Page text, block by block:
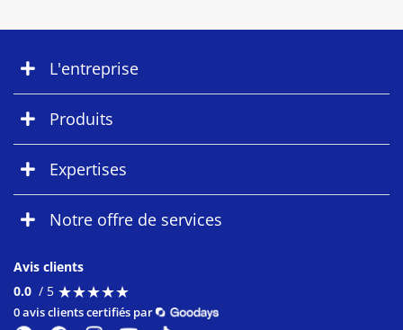
L'entreprise
Produits
Expertises
Notre offre de services
Avis clients
0.0 / 5 ★★★★★
★★★★★
0 avis clients certifiés par